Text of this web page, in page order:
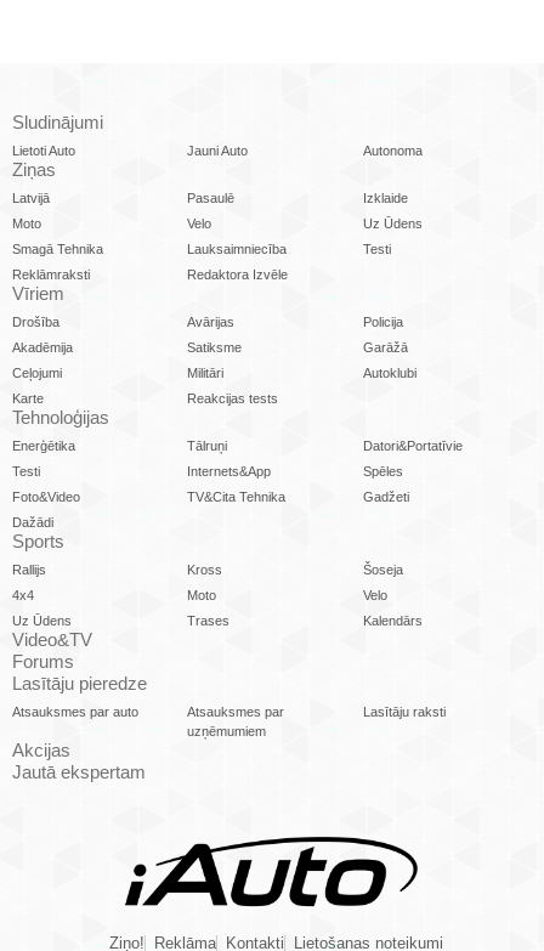
Sludinājumi
Lietoti Auto Jauni Auto Autonoma
Ziņas
Latvijā Pasaulē
Izklaide
Moto
Velo
Uz Ūdens
Smagā Tehnika
Lauksaimniecība
Testi
Reklāmraksti
Redaktora Izvēle
Vīriem
Drošība Avārijas
Policija
Akadēmija
Satiksme
Garāžā
Ceļojumi
Militāri
Autoklubi
Karte
Reakcijas tests
Tehnoloģijas
Enerģētika Tālruņi
Datori&Portatīvie
Testi
Internets&App
Spēles
Foto&Video
TV&Cita Tehnika
Gadžeti
Dažādi
Sports
Rallijs Kross
Šoseja
4x4
Moto
Velo
Uz Ūdens
Trases Kalendārs
Video&TV
Forums
Lasītāju pieredze
Atsauksmes par auto
Atsauksmes par
uzņēmumiem
Lasītāju raksti
Akcijas
Jautā ekspertam
Ziņo! Reklāma Kontakti Lietošanas noteikumi